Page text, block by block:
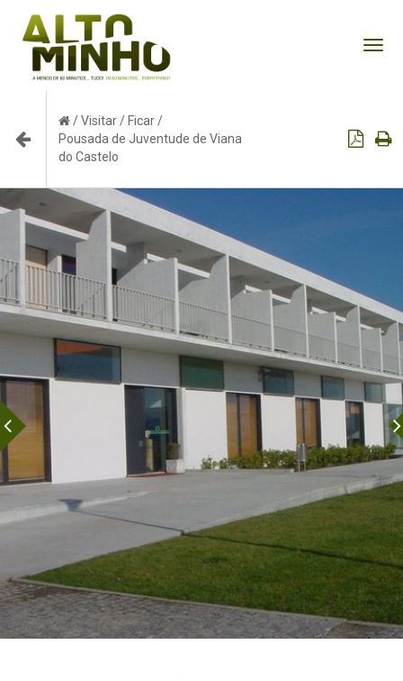
/Visitar/ Ficar/
Pousada de Juventude de Viana
do Castelo